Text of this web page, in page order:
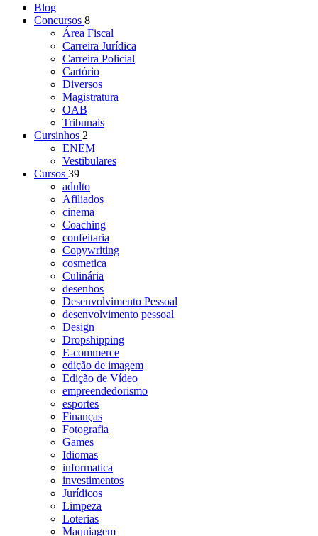
Blog
Concursos 8
Área Fiscal
Carreira Jurídica
Carreira Policial
Cartório
Diversos
Magistratura
OAB
Tribunais
Cursinhos 2
ENEM
Vestibulares
Cursos 39
adulto
Afiliados
cinema
Coaching
confeitaria
Copywriting
cosmetica
Culinária
desenhos
Desenvolvimento Pessoal
desenvolvimento pessoal
Design
Dropshipping
E-commerce
edição de imagem
Edição de Vídeo
empreendedorismo
esportes
Finanças
Fotografia
Games
Idiomas
informatica
investimentos
Jurídicos
Limpeza
Loterias
Maquiagem